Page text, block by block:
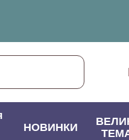
НОВИНКИ